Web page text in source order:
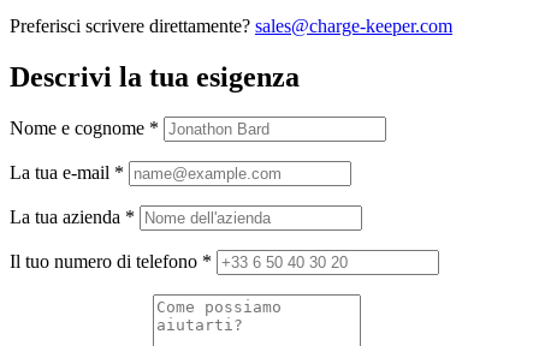
Preferisci scrivere direttamente? sales@charge-keeper.com
Descrivi la tua esigenza
Nome e cognome *
La tua e-mail *
La tua azienda *
Il tuo numero di telefono *